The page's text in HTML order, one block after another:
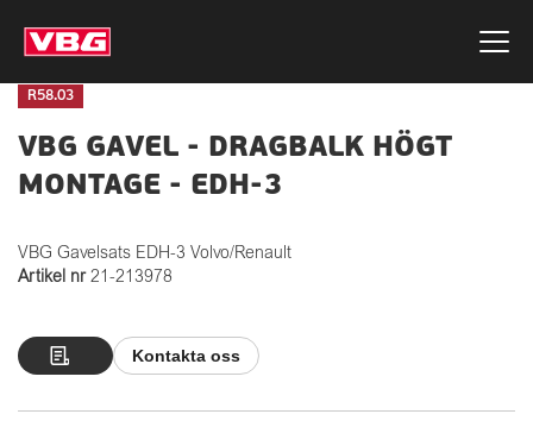
R58.03
VBG GAVEL - DRAGBALK HÖGT
MONTAGE - EDH-3
VBG Gavelsats EDH-3 Volvo/Renault
Artikel nr 21-213978
Kontakta oss